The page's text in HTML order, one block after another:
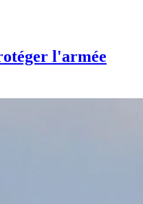
l'armée